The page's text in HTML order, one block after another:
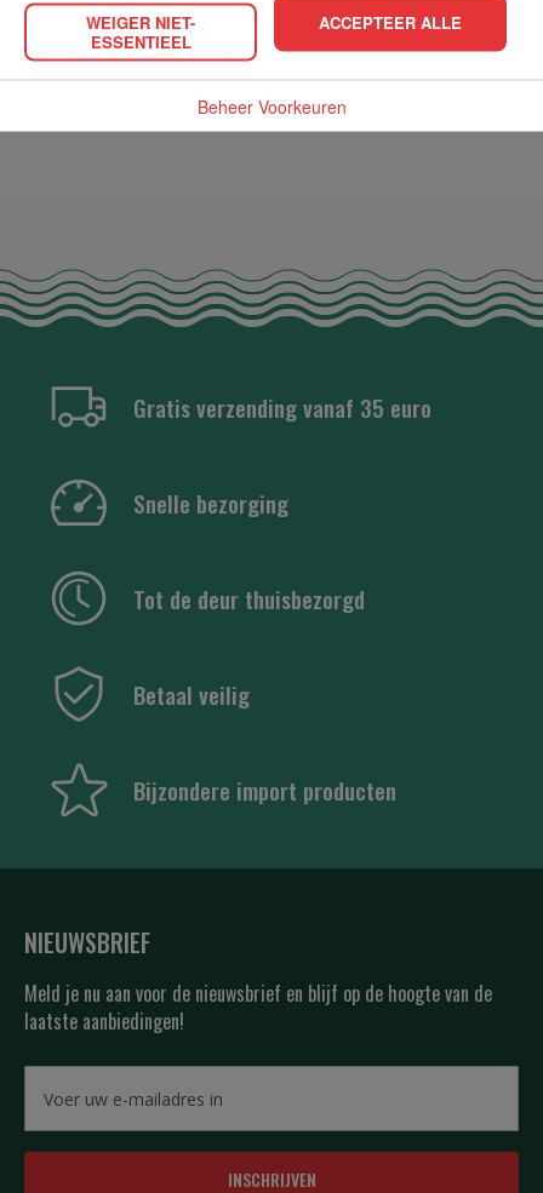
POPULAIRE PRODUCTEN
Gratis verzending vanaf 35 euro
Snelle bezorging
Tot de deur thuisbezorgd
Betaal veilig
Bijzondere import producten
NIEUWSBRIEF
Meld je nu aan voor de nieuwsbrief en blijf op de hoogte van de
laatste aanbiedingen!
INSCHRIJVEN
WEIGER NIET-
ESSENTIEEL
ACCEPTEER ALLE
Beheer Voorkeuren